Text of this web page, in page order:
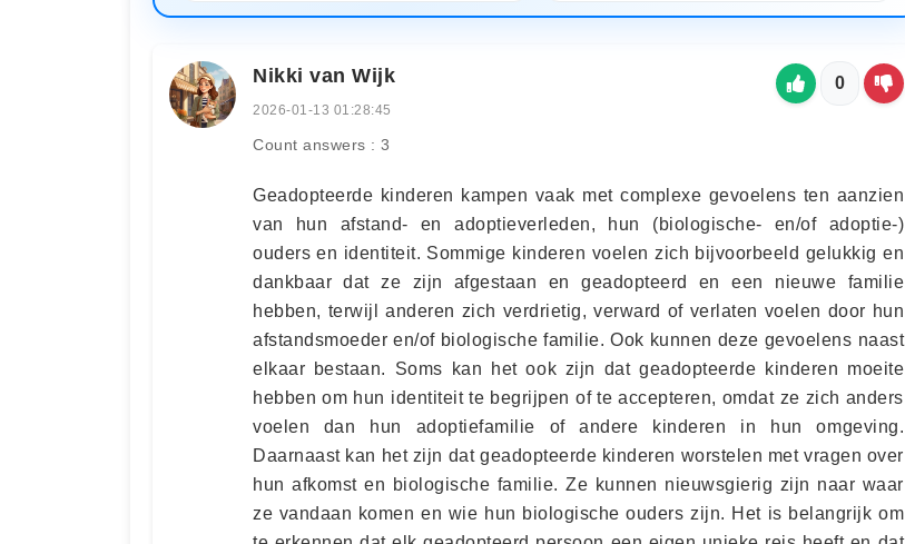
Nikki van Wijk
2026-01-13 01:28:45
Count answers : 3
0
Geadopteerde kinderen kampen vaak met complexe gevoelens ten aanzien
van hun afstand- en adoptieverleden, hun (biologische- en/of adoptie-)
ouders en identiteit. Sommige kinderen voelen zich bijvoorbeeld gelukkig en
dankbaar dat ze zijn afgestaan en geadopteerd en een nieuwe familie
hebben, terwijl anderen zich verdrietig, verward of verlaten voelen door hun
afstandsmoeder en/of biologische familie. Ook kunnen deze gevoelens naast
elkaar bestaan. Soms kan het ook zijn dat geadopteerde kinderen moeite
hebben om hun identiteit te begrijpen of te accepteren, omdat ze zich anders
voelen dan hun adoptiefamilie of andere kinderen in hun omgeving.
Daarnaast kan het zijn dat geadopteerde kinderen worstelen met vragen over
hun afkomst en biologische familie. Ze kunnen nieuwsgierig zijn naar waar
ze vandaan komen en wie hun biologische ouders zijn. Het is belangrijk om